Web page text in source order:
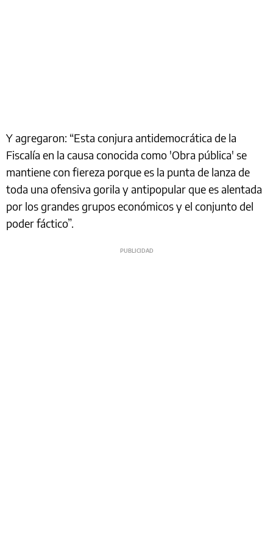
Y agregaron: “Esta conjura antidemocrática de la
Fiscalía en la causa conocida como 'Obra pública' se
mantiene con fiereza porque es la punta de lanza de
toda una ofensiva gorila y antipopular que es alentada
por los grandes grupos económicos y el conjunto del
poder fáctico”.